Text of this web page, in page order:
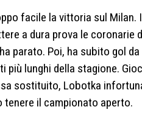
facile la vittoria sul Milan.
a dura prova le coronarie
parato. Poi, ha subito gol
più lunghi della stagione.
sostituito, Lobotka
tenere il campionato aperto.